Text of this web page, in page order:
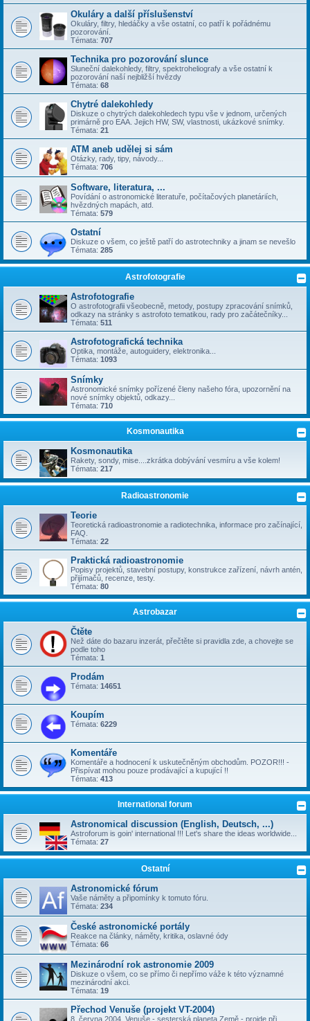
Okuláry a další příslušenství
Okuláry, filtry, hledáčky a vše ostatní, co patří k pořádnému
pozorování.
Témata: 707
Technika pro pozorování slunce
Sluneční dalekohledy, filtry, spektroheliografy a vše ostatní k
pozorování naší nejbližší hvězdy
Témata: 68
Chytré dalekohledy
Diskuze o chytrých dalekohledech typu vše v jednom, určených
primárně pro EAA. Jejich HW, SW, vlastnosti, ukázkové snímky.
Témata: 21
ATM aneb udělej si sám
Otázky, rady, tipy, návody...
Témata: 706
Software, literatura, ...
Povídání o astronomické literatuře, počítačových planetáriích,
hvězdných mapách, atd.
Témata: 579
Ostatní
Diskuze o všem, co ještě patří do astrotechniky a jinam se nevešlo
Témata: 285
Astrofotografie
Astrofotografie
O astrofotografii všeobecně, metody, postupy zpracování snímků,
odkazy na stránky s astrofoto tematikou, rady pro začátečníky...
Témata: 511
Astrofotografická technika
Optika, montáže, autoguidery, elektronika...
Témata: 1093
Snímky
Astronomické snímky pořízené členy našeho fóra, upozornění na
nové snímky objektů, odkazy...
Témata: 710
Kosmonautika
Kosmonautika
Rakety, sondy, mise....zkrátka dobývání vesmíru a vše kolem!
Témata: 217
Radioastronomie
Teorie
Teoretická radioastronomie a radiotechnika, informace pro začínající,
FAQ.
Témata: 22
Praktická radioastronomie
Popisy projektů, stavební postupy, konstrukce zařízení, návrh antén,
přijímačů, recenze, testy.
Témata: 80
Astrobazar
Čtěte
Než dáte do bazaru inzerát, přečtěte si pravidla zde, a chovejte se
podle toho
Témata: 1
Prodám
Témata: 14651
Koupím
Témata: 6229
Komentáře
Komentáře a hodnocení k uskutečněným obchodům. POZOR!!! -
Přispívat mohou pouze prodávající a kupující !!
Témata: 413
International forum
Astronomical discussion (English, Deutsch, ...)
Astroforum is goin' international !!! Let's share the ideas worldwide...
Témata: 27
Ostatní
Astronomické fórum
Vaše náměty a připomínky k tomuto fóru.
Témata: 234
České astronomické portály
Reakce na články, náměty, kritika, oslavné ódy
Témata: 66
Mezinárodní rok astronomie 2009
Diskuze o všem, co se přímo či nepřímo váže k této významné
mezinárodní akci.
Témata: 19
Přechod Venuše (projekt VT-2004)
8. června 2004, Venuše - sesterská planeta Země - projde při